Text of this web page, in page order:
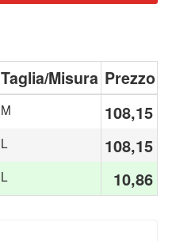
Taglia/Misura Prezzo
M 108,15 €
L 108,15 €
L 10,86 €